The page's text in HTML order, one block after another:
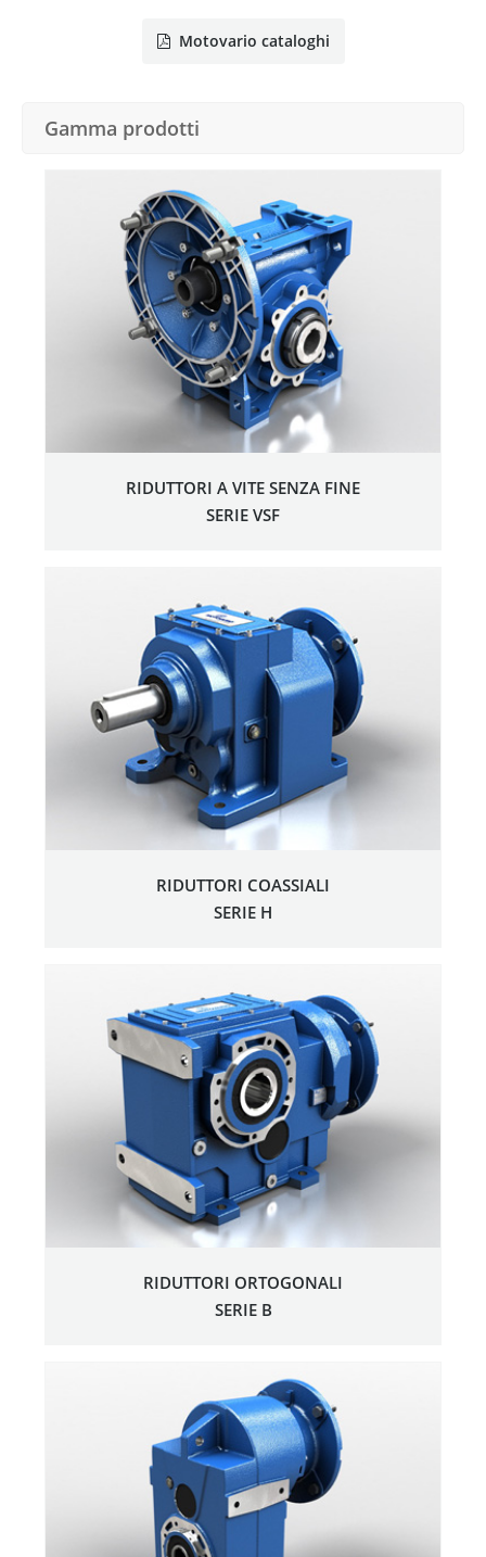
Motovario cataloghi
Gamma prodotti
RIDUTTORI A VITE SENZA FINE
SERIE VSF
RIDUTTORI COASSIALI
SERIE H
RIDUTTORI ORTOGONALI
SERIE B